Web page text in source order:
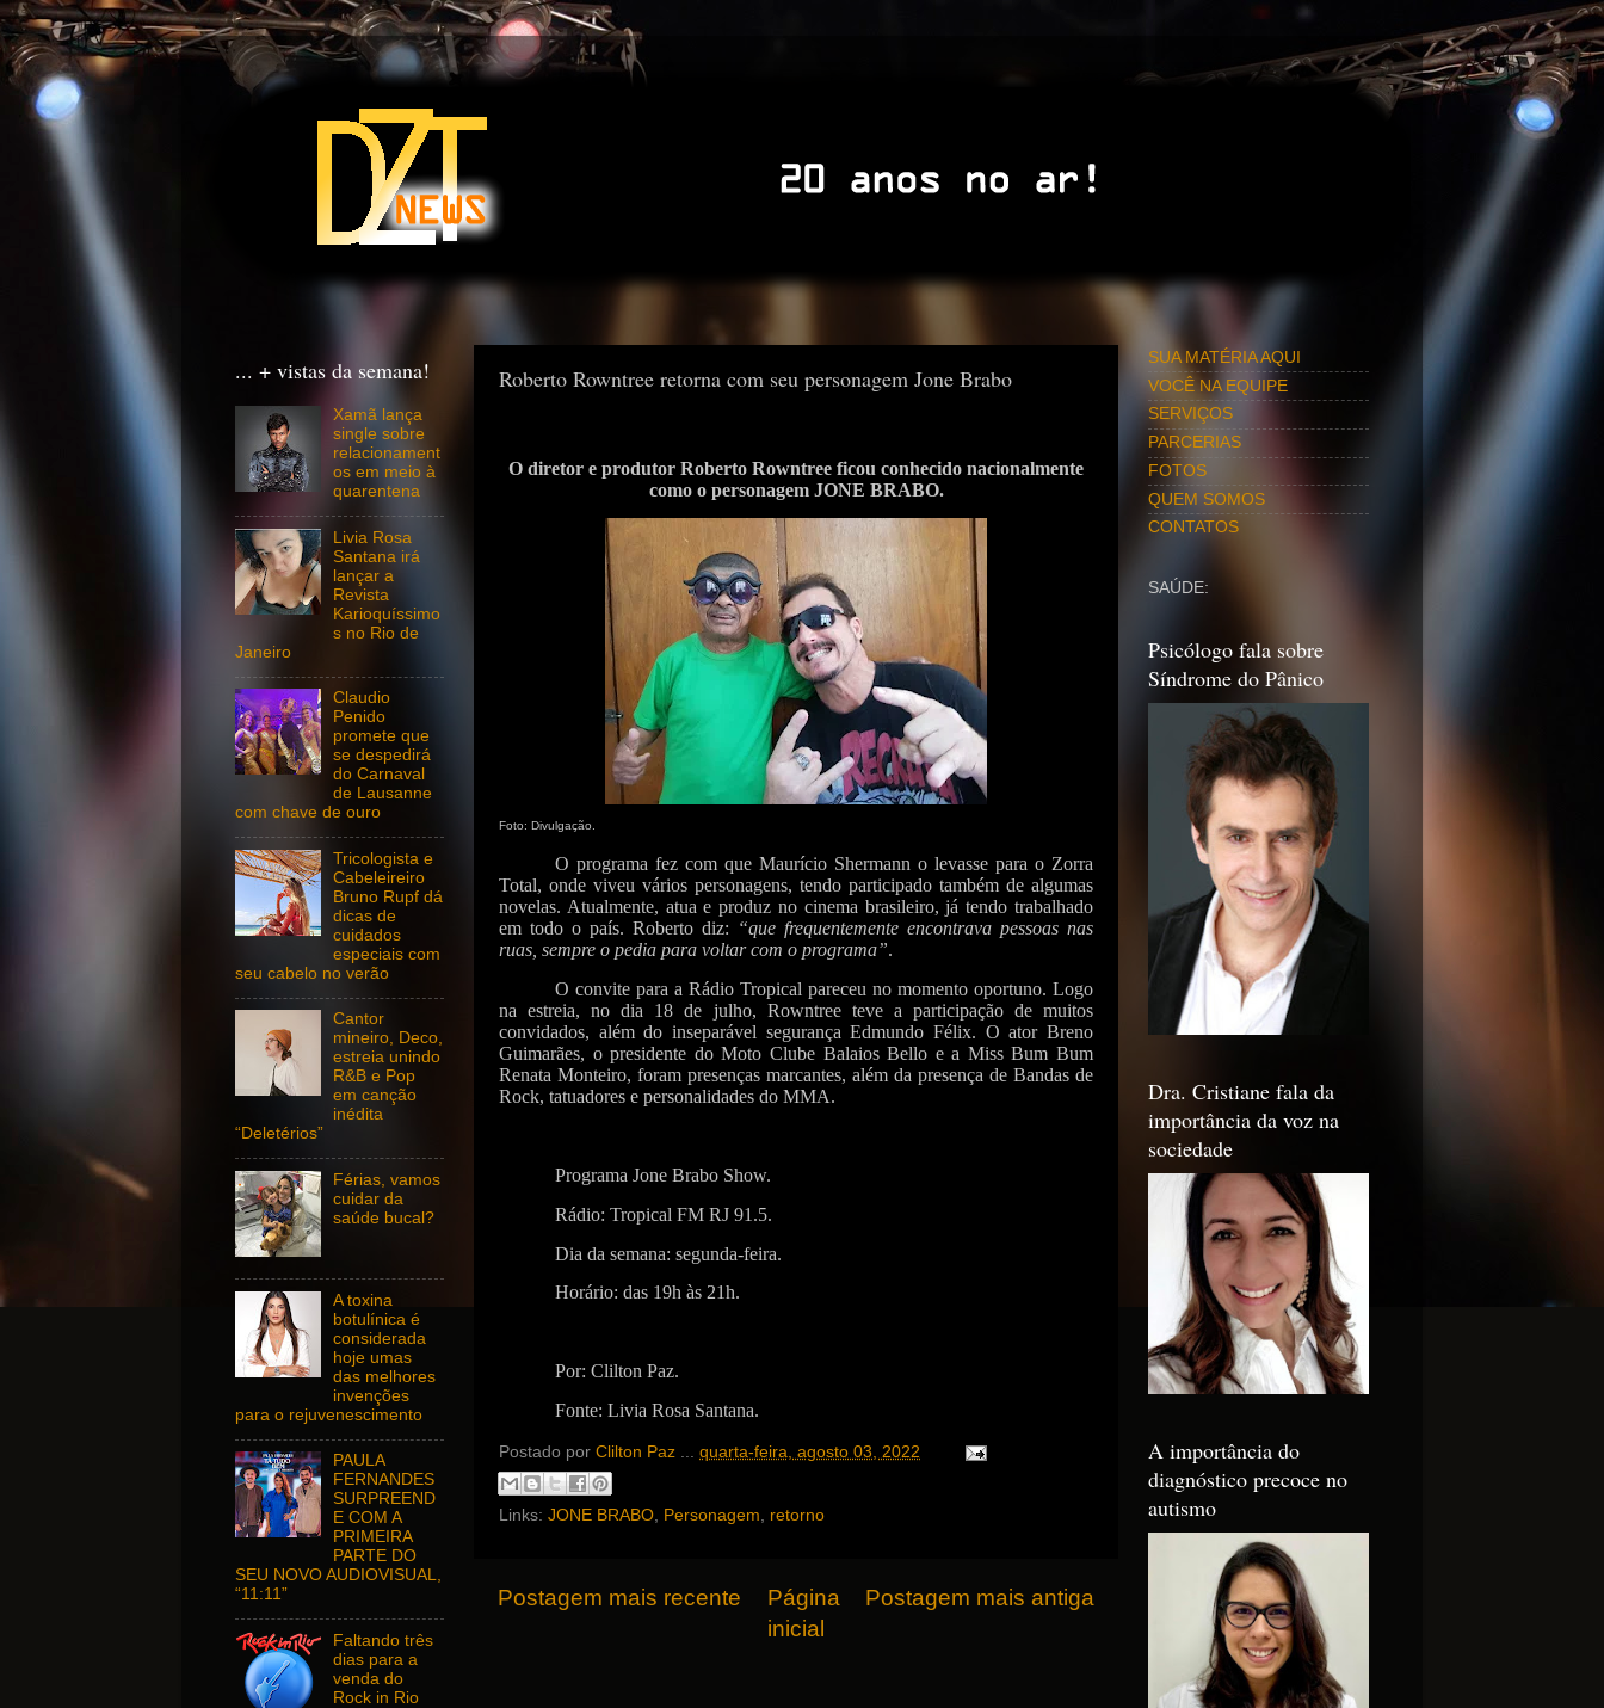
Roberto Rowntree retorna com seu personagem Jone Brabo
O diretor e produtor Roberto Rowntree ficou conhecido nacionalmente
como o personagem JONE BRABO.
Foto: Divulgação.
O programa fez com que Maurício Shermann o levasse para o Zorra
Total, onde viveu vários personagens, tendo participado também de algumas
novelas. Atualmente, atua e produz no cinema brasileiro, já tendo trabalhado
em todo o país. Roberto diz: “que frequentemente encontrava pessoas nas
ruas, sempre o pedia para voltar com o programa”.
O convite para a Rádio Tropical pareceu no momento oportuno. Logo
na estreia, no dia 18 de julho, Rowntree teve a participação de muitos
convidados, além do inseparável segurança Edmundo Félix. O ator Breno
Guimarães, o presidente do Moto Clube Balaios Bello e a Miss Bum Bum
Renata Monteiro, foram presenças marcantes, além da presença de Bandas de
Rock, tatuadores e personalidades do MMA.
Programa Jone Brabo Show.
Rádio: Tropical FM RJ 91.5.
Dia da semana: segunda-feira.
Horário: das 19h às 21h.
Por: Clilton Paz.
Fonte: Livia Rosa Santana.
Postado por Clilton Paz quarta-feira, agosto 03, 2022
Links: JONE BRABO, Personagem, retorno
Postagem mais recente Postagem mais antiga
Página
inicial
... + vistas da semana!
Xamã lança
single sobre
relacionament
os em meio à
quarentena
Livia Rosa
Santana irá
lançar a
Revista
Karioquíssimo
s no Rio de
Janeiro
Claudio
Penido
promete que
se despedirá
do Carnaval
de Lausanne
com chave de ouro
Tricologista e
Cabeleireiro
Bruno Rupf dá
dicas de
cuidados
especiais com
seu cabelo no verão
Cantor
mineiro, Deco,
estreia unindo
R&B e Pop
em canção
inédita
“Deletérios”
Férias, vamos
cuidar da
saúde bucal?
A toxina
botulínica é
considerada
hoje umas
das melhores
invenções
para o rejuvenescimento
PAULA
FERNANDES
SURPREEND
E COM A
PRIMEIRA
PARTE DO
SEU NOVO AUDIOVISUAL,
“11:11”
Faltando três
dias para a
venda do
Rock in Rio
SUA MATÉRIA AQUI
VOCÊ NA EQUIPE
SERVIÇOS
PARCERIAS
FOTOS
QUEM SOMOS
CONTATOS
SAÚDE:
Psicólogo fala sobre
Síndrome do Pânico
Dra. Cristiane fala da
importância da voz na
sociedade
A importância do
diagnóstico precoce no
autismo